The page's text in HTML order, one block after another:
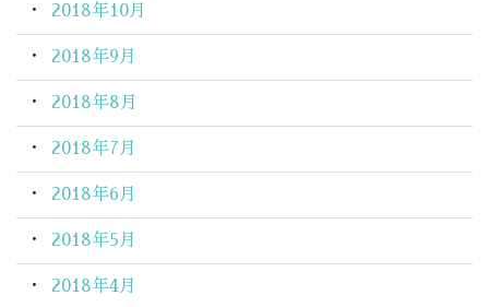
2018年10月
2018年9月
2018年8月
2018年7月
2018年6月
2018年5月
2018年4月